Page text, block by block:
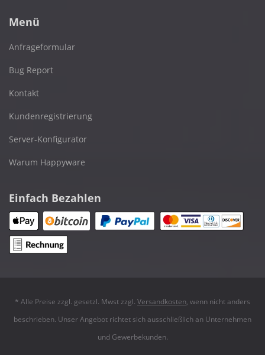
Menü
Anfrageformular
Bug Report
Kontakt
Kundenregistrierung
Server-Konfigurator
Warum Happyware
Einfach Bezahlen
* Alle Preise zzgl. gesetzl. Mwst zzgl. Versandkosten, wenn nicht anders
beschrieben. Unser Angebot richtet sich ausschließlich an Unternehmen
und Gewerbekunden.